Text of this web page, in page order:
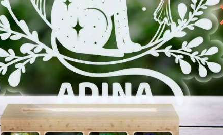
Dop personalizat pentru sticla
de vin
Dozatoare de sapun
personalizate
Genti de plaja personalizate
Genti sport personalizate
Ghiozdane personalizate
Halbe de bere personalizate
Huse personalizate
PetGift
Penare
Perne personalizate
Placi de ardezie
Portfarduri
Portofele port acte
Prosoape de bumbac